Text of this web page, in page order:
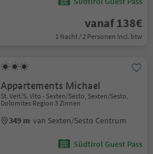
vanaf 138€
1 Nacht / 2 Personen Incl. btw
Appartements Michael
St. Veit/S. Vito - Sexten/Sesto, Sexten/Sesto,
Dolomites Region 3 Zinnen
349 m van Sexten/Sesto Centrum
Südtirol Guest Pass